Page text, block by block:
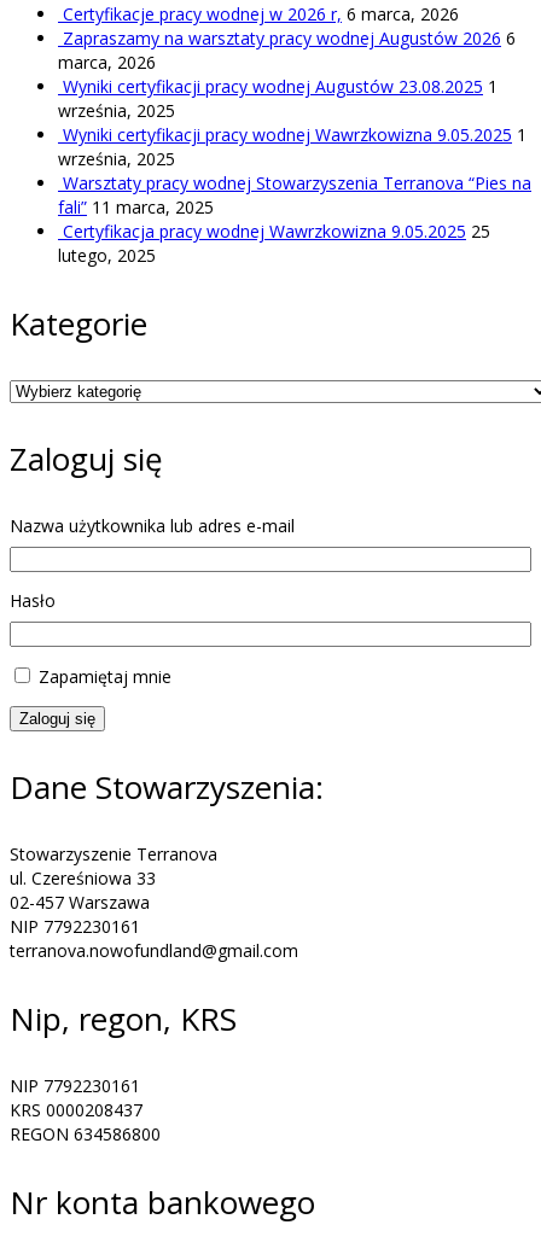
Certyfikacje pracy wodnej w 2026 r, 6 marca, 2026
Zapraszamy na warsztaty pracy wodnej Augustów 2026 6
marca, 2026
Wyniki certyfikacji pracy wodnej Augustów 23.08.2025 1
września, 2025
Wyniki certyfikacji pracy wodnej Wawrzkowizna 9.05.2025 1
września, 2025
Warsztaty pracy wodnej Stowarzyszenia Terranova “Pies na
fali” 11 marca, 2025
Certyfikacja pracy wodnej Wawrzkowizna 9.05.2025 25
lutego, 2025
Kategorie
Kategorie
Zaloguj się
Nazwa użytkownika lub adres e-mail
Hasło
Zapamiętaj mnie
Zaloguj się
Dane Stowarzyszenia:
Stowarzyszenie Terranova
ul. Czereśniowa 33
02-457 Warszawa
NIP 7792230161
terranova.nowofundland@gmail.com
Nip, regon, KRS
NIP 7792230161
KRS 0000208437
REGON 634586800
Nr konta bankowego